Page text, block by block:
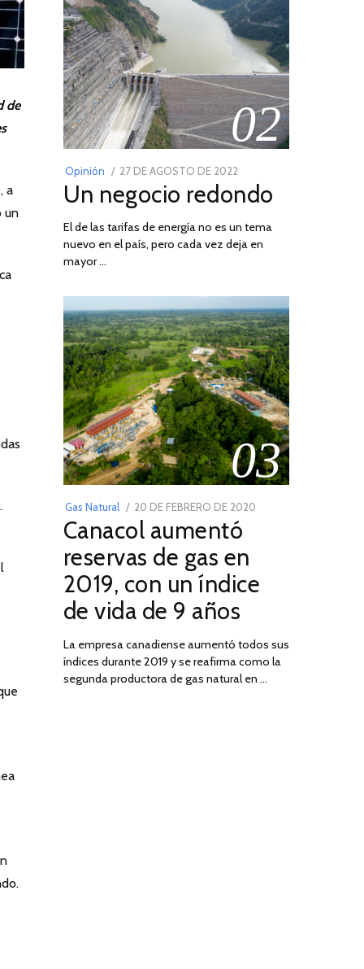
de
a
un
02
Opinión
POSTED
ON
27 DE AGOSTO DE 2022
DE
DE
2022
Un negocio redondo
El de las tarifas de energía no es un tema
nuevo en el país, pero cada vez deja en
mayor …
03
Gas Natural
POSTED
ON
20 DE FEBRERO DE 2020
2025
Canacol aumentó
reservas de gas en
2019, con un índice
de vida de 9 años
La empresa canadiense aumentó todos sus
índices durante 2019 y se reafirma como la
segunda productora de gas natural en …